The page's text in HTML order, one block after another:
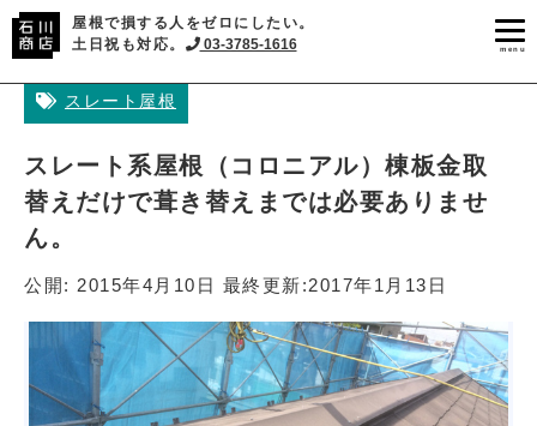
屋根で損する人をゼロにしたい。
土日祝も対応。
03-3785-1616 menu
スレート屋根
スレート系屋根（コロニアル）棟板金取
替えだけで葺き替えまでは必要ありませ
ん。
公開: 2015年4月10日 最終更新:2017年1月13日